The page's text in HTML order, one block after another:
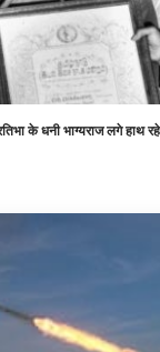
के धनी भाग्यराज लगे हाथ रहे